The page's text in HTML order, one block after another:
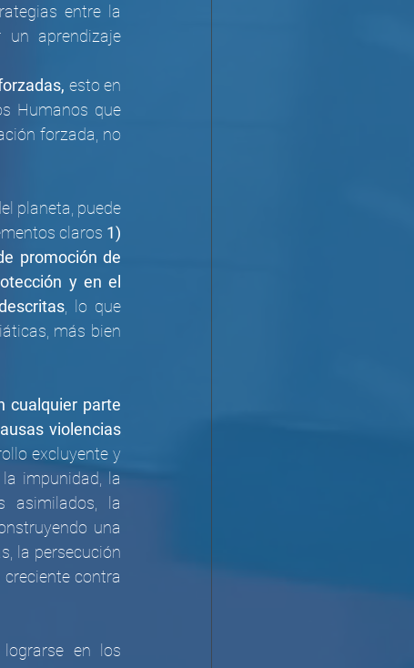
entre la
aprendizaje
esto en
Humanos que
forzada, no
planeta, puede
claros 1)
promoción de
y en el
, lo que
cualquier parte
violencias
excluyente y
impunidad, la
asimilados, la
una
la persecución
contra
en los